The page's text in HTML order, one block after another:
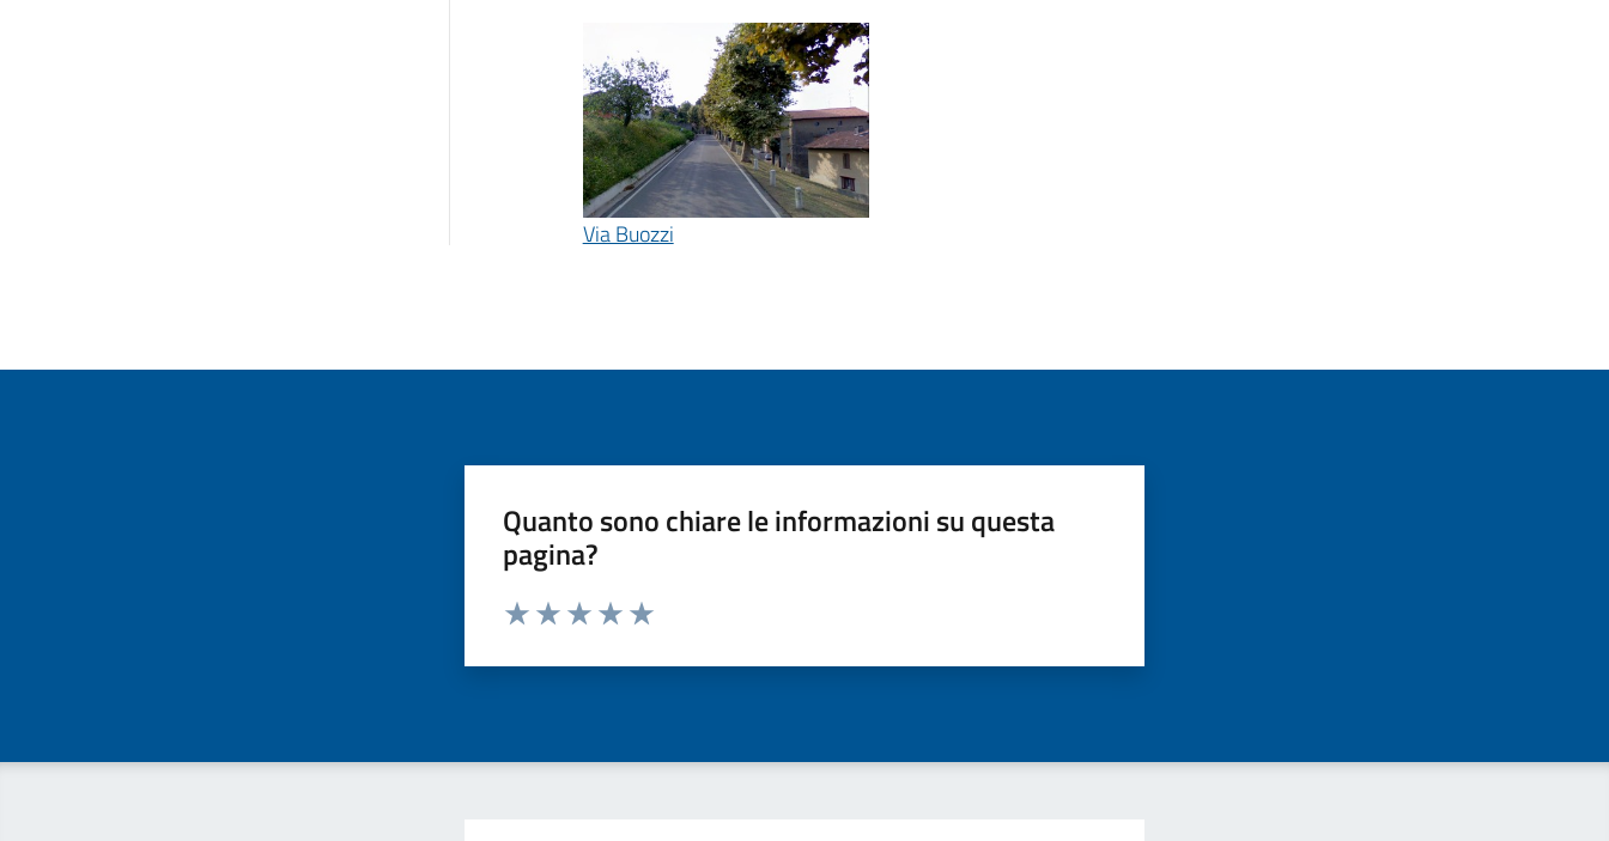
Via Buozzi
Quanto sono chiare le informazioni su questa
pagina?
Valuta da 1 a 5 stelle la pagina